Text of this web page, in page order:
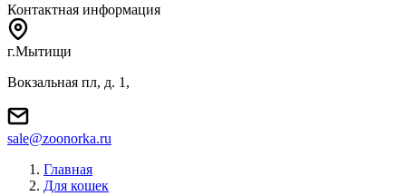
Контактная информация
г.Мытищи
Вокзальная пл, д. 1,
sale@zoonorka.ru
Главная
Для кошек